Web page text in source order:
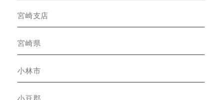
宮崎支店
宮崎県
小林市